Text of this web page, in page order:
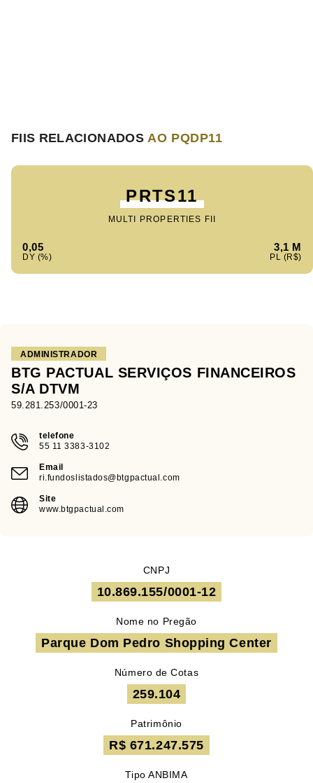
FIIS RELACIONADOSAO PQDP11
PRTS11
MULTI PROPERTIES FII
0,05 3,1 M
ADMINISTRADOR
BTG PACTUAL SERVIÇOS FINANCEIROS
S/A DTVM
59.281.253/0001-23
telefone
55 11 3383-3102
Email
ri.fundoslistados@btgpactual.com
Site
www.btgpactual.com
CNPJ
10.869.155/0001-12
Nome no Pregão
Parque Dom Pedro Shopping Center
Número de Cotas
259.104
Patrimônio
R$ 671.247.575
Tipo ANBIMA